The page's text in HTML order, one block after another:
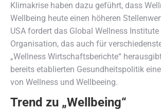
Klimakrise haben dazu geführt, dass
Wellbeing heute einen höheren
USA fordert das Global Wellness
Organisation, das auch für
„Wellness Wirtschaftsberichte“
bereits etablierten Gesundheitspolitik
von Wellness und Wellbeeing.
Trend zu „Wellbeing“